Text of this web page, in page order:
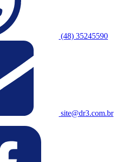
(48) 35245590
site@dr3.com.br